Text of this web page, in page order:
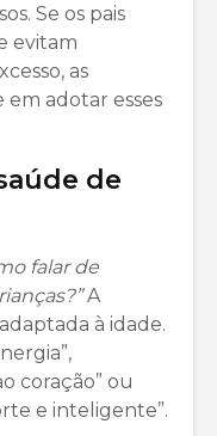
Se os pais
evitam
as
em adotar esses
de
falar de
A
à idade.
coração” ou
e inteligente”.